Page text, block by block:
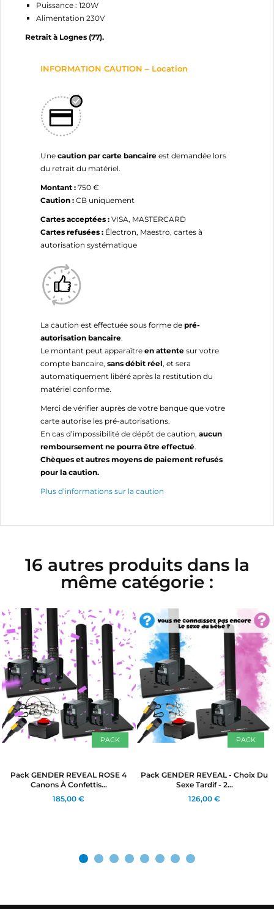
Puissance : 120W
Alimentation 230V
Retrait à Lognes (77).
INFORMATION CAUTION – Location
Une caution par carte bancaire est demandée lors
du retrait du matériel.
Montant : 750 €
Caution : CB uniquement
Cartes acceptées : VISA, MASTERCARD
Cartes refusées : Électron, Maestro, cartes à
autorisation systématique
La caution est effectuée sous forme de pré-
autorisation bancaire.
Le montant peut apparaître en attente sur votre
compte bancaire, sans débit réel, et sera
automatiquement libéré après la restitution du
matériel conforme.
Merci de vérifier auprès de votre banque que votre
carte autorise les pré-autorisations.
En cas d’impossibilité de dépôt de caution, aucun
remboursement ne pourra être effectué.
Chèques et autres moyens de paiement refusés
pour la caution.
Plus d’informations sur la caution
16 autres produits dans la
même catégorie :
PACK
Pack GENDER REVEAL ROSE 4
Canons À Confettis...
185,00 €
PACK
Pack GENDER REVEAL - Choix Du
Sexe Tardif - 2...
126,00 €